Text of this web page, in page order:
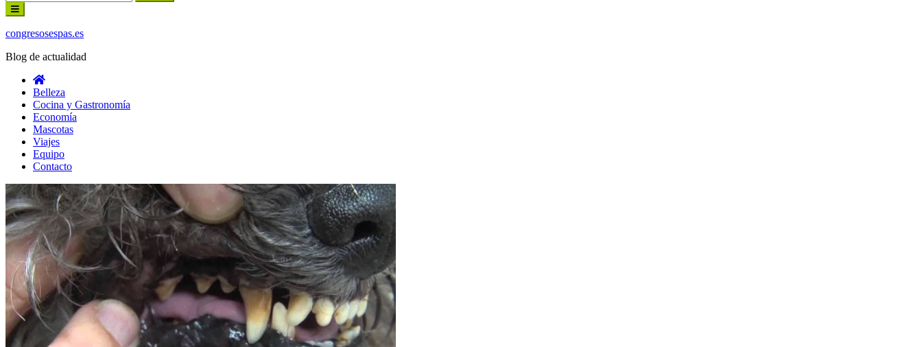
Ir
al
contenido
congresosespas.es
Blog de actualidad
Belleza
Cocina y Gastronomía
Economía
Mascotas
Viajes
Equipo
Contacto